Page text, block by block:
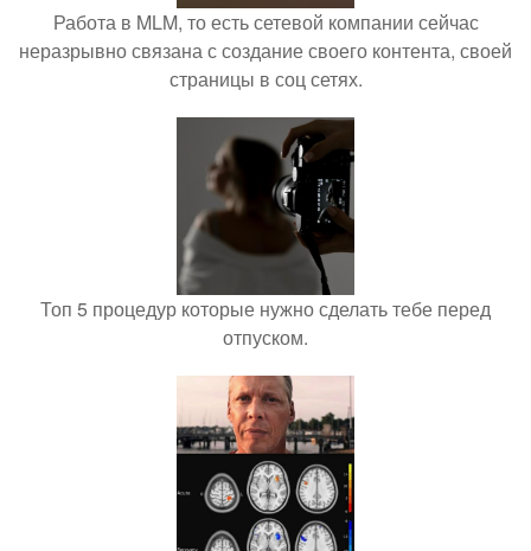
Работа в MLM, то есть сетевой компании сейчас
неразрывно связана с создание своего контента, своей
страницы в соц сетях.
Топ 5 процедур которые нужно сделать тебе перед
отпуском.